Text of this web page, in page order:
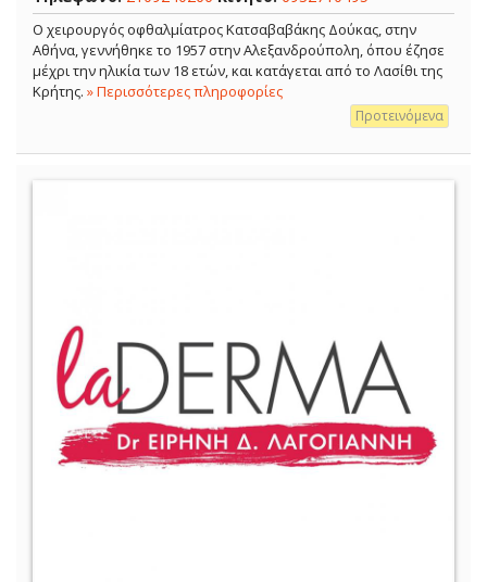
Ο χειρουργός οφθαλμίατρος Κατσαβαβάκης Δούκας, στην
Αθήνα, γεννήθηκε το 1957 στην Αλεξανδρούπολη, όπου έζησε
μέχρι την ηλικία των 18 ετών, και κατάγεται από το Λασίθι της
Κρήτης. » Περισσότερες πληροφορίες
Προτεινόμενα